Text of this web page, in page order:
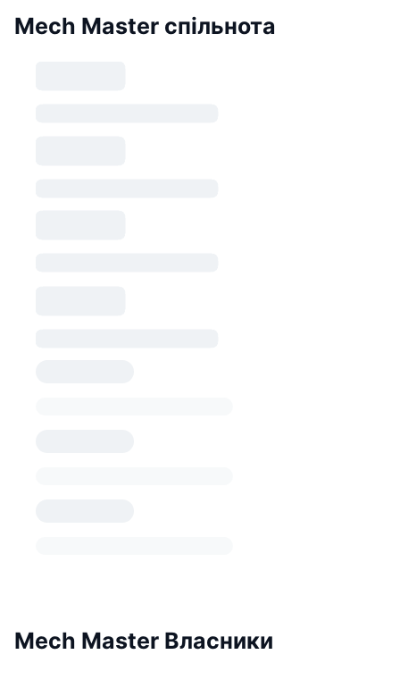
Mech Master спільнота
Mech Master Власники